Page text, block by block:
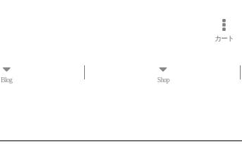
カート
Blog Shop